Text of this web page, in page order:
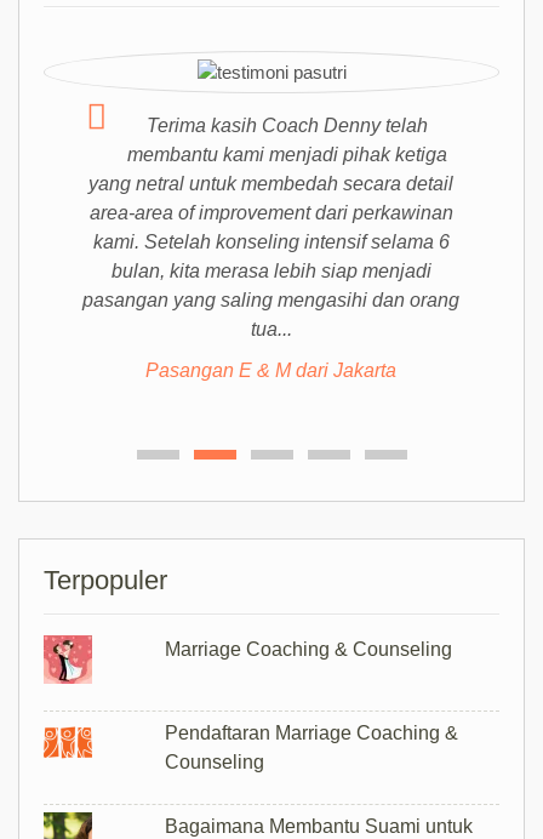
Terima kasih Coach Denny telah
membantu kami menjadi pihak ketiga
yang netral untuk membedah secara detail
area-area of improvement dari perkawinan
kami. Setelah konseling intensif selama 6
bulan, kita merasa lebih siap menjadi
pasangan yang saling mengasihi dan orang
tua...
Pasangan E & M dari Jakarta
Terpopuler
Marriage Coaching & Counseling
Pendaftaran Marriage Coaching &
Counseling
Bagaimana Membantu Suami untuk